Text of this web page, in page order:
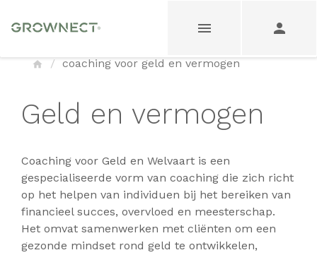
coaching voor geld en vermogen
Geld en vermogen
Coaching voor Geld en Welvaart is een
gespecialiseerde vorm van coaching die zich richt
op het helpen van individuen bij het bereiken van
financieel succes, overvloed en meesterschap.
Het omvat samenwerken met cliënten om een
gezonde mindset rond geld te ontwikkelen,